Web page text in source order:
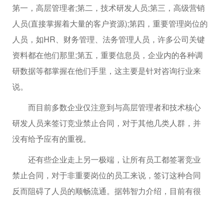
第一，高层管理者;第二，技术研发人员;第三，高级营销
人员(直接掌握着大量的客户资源);第四，重要管理岗位的
人员，如HR、财务管理、法务管理人员，许多公司关键
资料都在他们那里;第五，重要信息员，企业内的各种调
研数据等都掌握在他们手里，这主要是针对咨询行业来
说。
而目前多数企业仅注意到与高层管理者和技术核心
研发人员来签订竞业禁止合同，对于其他几类人群，并
没有给予应有的重视。
还有些企业走上另一极端，让所有员工都签署竞业
禁止合同，对于非重要岗位的员工来说，签订这种合同
反而阻碍了人员的顺畅流通。据韩智力介绍，目前有很